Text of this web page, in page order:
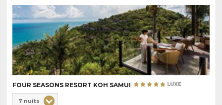
FOUR SEASONS RESORT KOH SAMUI
7 nuits